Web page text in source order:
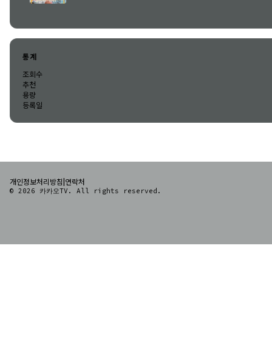
통계
조회수
추천
용량
등록일
개인정보처리방침 연락처
© 2026 카카오TV. All rights reserved.